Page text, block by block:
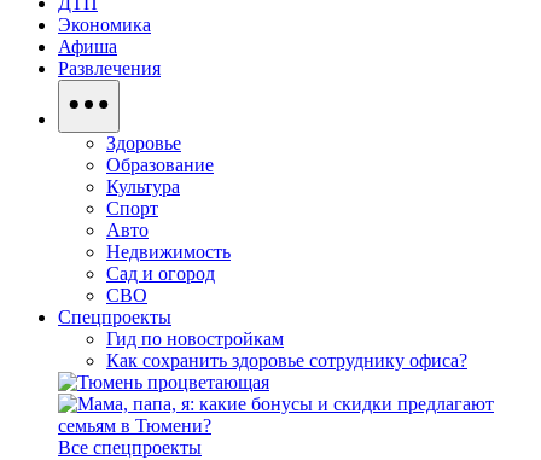
Экономика
Афиша
Развлечения
Здоровье
Образование
Культура
Спорт
Авто
Недвижимость
Сад и огород
СВО
Спецпроекты
Гид по новостройкам
Как сохранить здоровье сотруднику офиса?
Все спецпроекты